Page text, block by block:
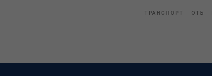
ТРАНСПОРТ ОТБ